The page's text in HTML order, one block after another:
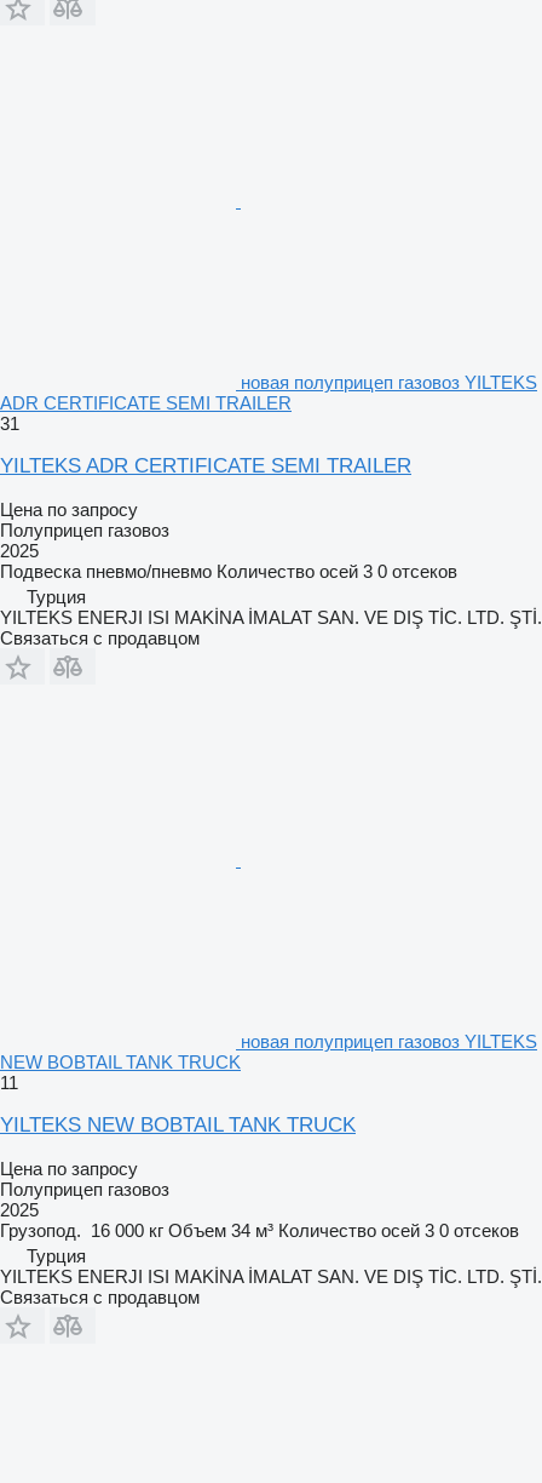
новая полуприцеп газовоз YILTEKS
ADR CERTIFICATE SEMI TRAILER
31
YILTEKS ADR CERTIFICATE SEMI TRAILER
Цена по запросу
Полуприцеп газовоз
2025
Подвеска пневмо/пневмо Количество осей 3 0 отсеков
Турция
YILTEKS ENERJI ISI MAKİNA İMALAT SAN. VE DIŞ TİC. LTD. ŞTİ.
Связаться с продавцом
новая полуприцеп газовоз YILTEKS
NEW BOBTAIL TANK TRUCK
11
YILTEKS NEW BOBTAIL TANK TRUCK
Цена по запросу
Полуприцеп газовоз
2025
Грузопод. 16 000 кг Объем 34 м³ Количество осей 3 0 отсеков
Турция
YILTEKS ENERJI ISI MAKİNA İMALAT SAN. VE DIŞ TİC. LTD. ŞTİ.
Связаться с продавцом